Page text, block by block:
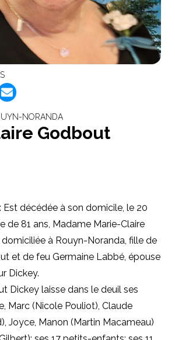
NORANDA
Godbout
Est décédée à son domicile, le 20
de 81 ans, Madame Marie-Claire
à Rouyn-Noranda, fille de
et de feu Germaine Labbé, épouse
Dickey.
Dickey laisse dans le deuil ses
Marc (Nicole Pouliot), Claude
Joyce, Manon (Martin Macameau)